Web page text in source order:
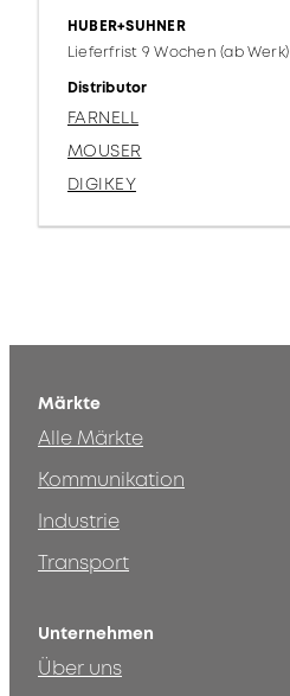
HUBER+SUHNER
Lieferfrist 9 Wochen (ab Werk)
Distributor
FARNELL
MOUSER
DIGIKEY
Märkte
Alle Märkte
Kommunikation
Industrie
Transport
Unternehmen
Über uns